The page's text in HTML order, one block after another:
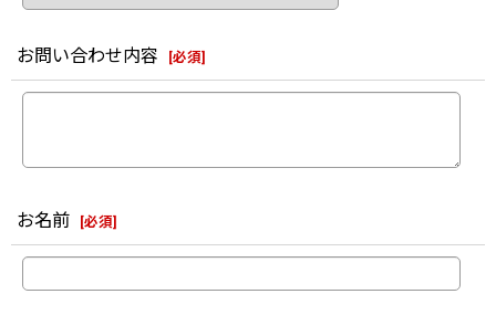
お問い合わせ内容 [必須]
お名前 [必須]